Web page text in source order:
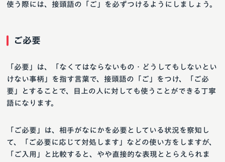
使う際には、接頭語の「ご」を必ずつけるようにしましょう。
ご必要
「必要」は、「なくてはならないもの・どうしてもしないとい
けない事柄」を指す言葉で、接頭語の「ご」をつけ、「ご必
要」とすることで、目上の人に対しても使うことができる丁寧
語になります。
「ご必要」は、相手がなにかを必要としている状況を察知し
て、「ご必要に応じて対処します」などの使い方をしますが、
「ご入用」と比較すると、やや直接的な表現ととらえられま